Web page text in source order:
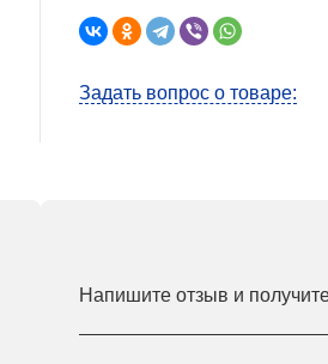
Задать вопрос о товаре:
Напишите отзыв и